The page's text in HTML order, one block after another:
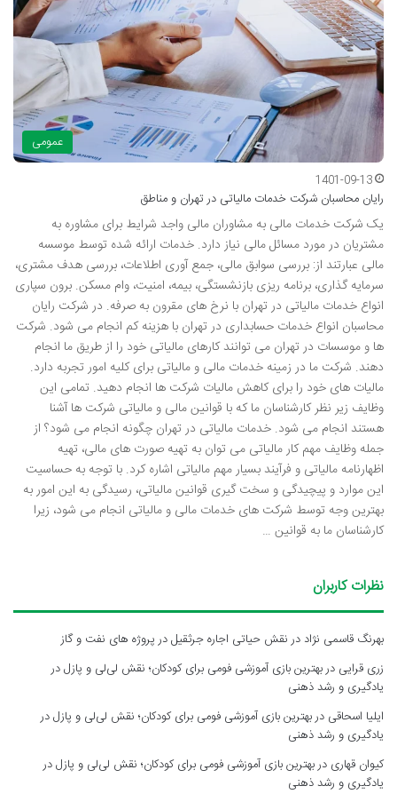
عمومی
1401-09-13
رایان محاسبان شرکت خدمات مالیاتی در تهران و مناطق
یک شرکت خدمات مالی به مشاوران مالی واجد شرایط برای مشاوره به
مشتریان در مورد مسائل مالی نیاز دارد. خدمات ارائه شده توسط موسسه
مالی عبارتند از: بررسی سوابق مالی، جمع آوری اطلاعات، بررسی هدف مشتری،
سرمایه گذاری، برنامه ریزی بازنشستگی، بیمه، امنیت، وام مسکن. برون سپاری
انواع خدمات مالیاتی در تهران با نرخ های مقرون به صرفه. در شرکت رایان
محاسبان انواع خدمات حسابداری در تهران با هزینه کم انجام می شود. شرکت
ها و موسسات در تهران می توانند کارهای مالیاتی خود را از طریق ما انجام
دهند. شرکت ما در زمینه خدمات مالی و مالیاتی برای کلیه امور تجربه دارد.
مالیات های خود را برای کاهش مالیات شرکت ها انجام دهید. تمامی این
وظایف زیر نظر کارشناسان ما که با قوانین مالی و مالیاتی شرکت ها آشنا
هستند انجام می شود. خدمات مالیاتی در تهران چگونه انجام می شود؟ از
جمله وظایف مهم کار مالیاتی می توان به تهیه صورت های مالی، تهیه
اظهارنامه مالیاتی و فرآیند بسیار مهم مالیاتی اشاره کرد. با توجه به حساسیت
این موارد و پیچیدگی و سخت گیری قوانین مالیاتی، رسیدگی به این امور به
بهترین وجه توسط شرکت های خدمات مالی و مالیاتی انجام می شود، زیرا
کارشناسان ما به قوانین …
نظرات کاربران
بهرنگ قاسمی نژاد درنقش حیاتی اجاره جرثقیل در پروژه های نفت و گاز
زری قرایی دربهترین بازی آموزشی فومی برای کودکان؛ نقش لی‌لی و پازل در
یادگیری و رشد ذهنی
ایلیا اسحاقی دربهترین بازی آموزشی فومی برای کودکان؛ نقش لی‌لی و پازل در
یادگیری و رشد ذهنی
کیوان قهاری دربهترین بازی آموزشی فومی برای کودکان؛ نقش لی‌لی و پازل در
یادگیری و رشد ذهنی